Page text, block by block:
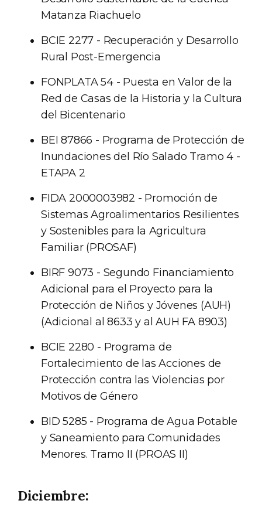
Matanza Riachuelo
BCIE 2277 - Recuperación y Desarrollo
Rural Post-Emergencia
FONPLATA 54 - Puesta en Valor de la
Red de Casas de la Historia y la Cultura
del Bicentenario
BEI 87866 - Programa de Protección de
Inundaciones del Río Salado Tramo 4 -
ETAPA 2
FIDA 2000003982 - Promoción de
Sistemas Agroalimentarios Resilientes
y Sostenibles para la Agricultura
Familiar (PROSAF)
BIRF 9073 - Segundo Financiamiento
Adicional para el Proyecto para la
Protección de Niños y Jóvenes (AUH)
(Adicional al 8633 y al AUH FA 8903)
BCIE 2280 - Programa de
Fortalecimiento de las Acciones de
Protección contra las Violencias por
Motivos de Género
BID 5285 - Programa de Agua Potable
y Saneamiento para Comunidades
Menores. Tramo II (PROAS II)
Diciembre: